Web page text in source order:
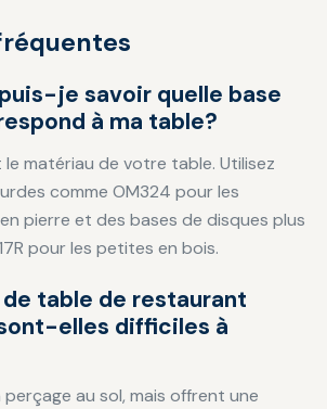
je savoir quelle base
à ma table?
le matériau de votre table. Utilisez
comme OM324 pour les
pierre et des bases de disques plus
pour les petites en bois.
de table de restaurant
elles difficiles à
au sol, mais offrent une